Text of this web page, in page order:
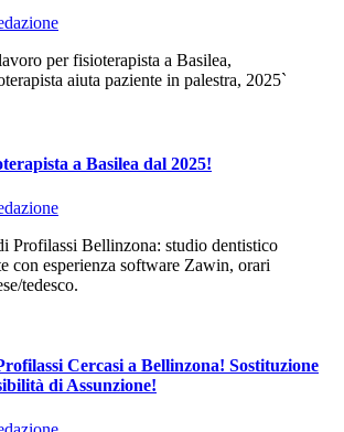
a Basilea dal 2025!
Cercasi a Bellinzona! Sostituzione
di Assunzione!